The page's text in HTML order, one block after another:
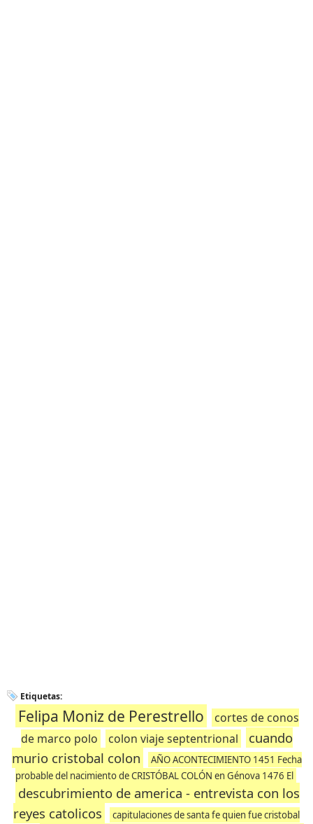
Etiquetas:
Felipa Moniz de Perestrello
cortes de conos
de marco polo
colon viaje septentrional
cuando
murio cristobal colon
AÑO ACONTECIMIENTO 1451 Fecha
probable del nacimiento de CRISTÓBAL COLÓN en Génova 1476 El
descubrimiento de america - entrevista con los
reyes catolicos
capitulaciones de santa fe quien fue cristobal